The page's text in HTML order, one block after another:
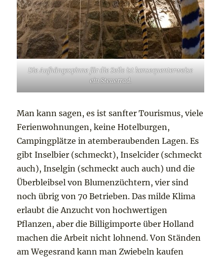
Die Aufhängespinne für die Seile ist konsequenterweise
ein Steuerrad.
Man kann sagen, es ist sanfter Tourismus, viele
Ferienwohnungen, keine Hotelburgen,
Campingplätze in atemberaubenden Lagen. Es
gibt Inselbier (schmeckt), Inselcider (schmeckt
auch), Inselgin (schmeckt auch auch) und die
Überbleibsel von Blumenzüchtern, vier sind
noch übrig von 70 Betrieben. Das milde Klima
erlaubt die Anzucht von hochwertigen
Pflanzen, aber die Billigimporte über Holland
machen die Arbeit nicht lohnend. Von Ständen
am Wegesrand kann man Zwiebeln kaufen